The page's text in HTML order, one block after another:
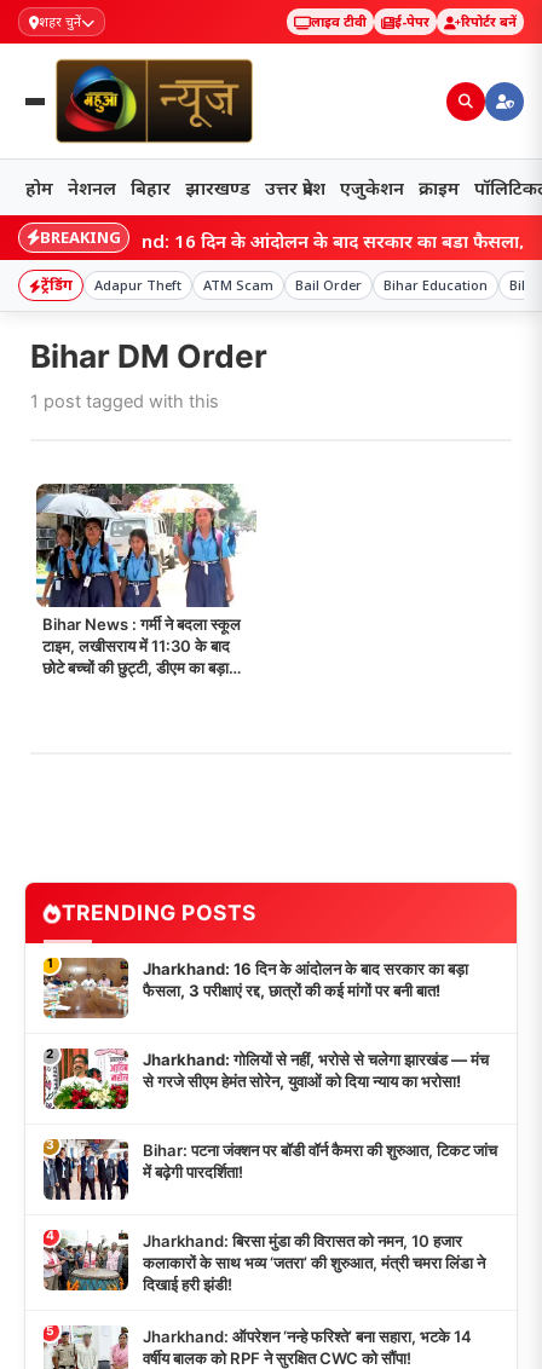
शहर चुनें लाइव टीवी ई-पेपर रिपोर्टर बनें
होम नेशनल बिहार झारखण्ड उत्तर प्रदेश एजुकेशन क्राइम
BREAKING
Jharkhand: 16 दिन के आंदोलन के बाद सरकार का बड़ा फैसला, 3
ट्रेंडिंग Adapur Theft ATM Scam Bail Order Bihar Education
Bihar DM Order
1 post tagged with this
Bihar News : गर्मी ने बदला स्कूल
टाइम, लखीसराय में 11:30 के बाद
छोटे बच्चों की छुट्टी, डीएम का बड़ा
TRENDING POSTS
1
Jharkhand: 16 दिन के आंदोलन के बाद सरकार का बड़ा
फैसला, 3 परीक्षाएं रद्द, छात्रों की कई मांगों पर बनी बात!
2
Jharkhand: गोलियों से नहीं, भरोसे से चलेगा झारखंड — मंच
से गरजे सीएम हेमंत सोरेन, युवाओं को दिया न्याय का भरोसा!
3
Bihar: पटना जंक्शन पर बॉडी वॉर्न कैमरा की शुरुआत, टिकट जांच
में बढ़ेगी पारदर्शिता!
4
Jharkhand: बिरसा मुंडा की विरासत को नमन, 10 हजार
कलाकारों के साथ भव्य ‘जतरा’ की शुरुआत, मंत्री चमरा लिंडा ने
दिखाई हरी झंडी!
5
Jharkhand: ऑपरेशन ‘नन्हे फरिश्ते’ बना सहारा, भटके 14
वर्षीय बालक को RPF ने सुरक्षित CWC को सौंपा!